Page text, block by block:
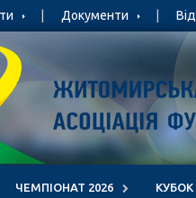
Документи
ЧЕМПІОНАТ 2026 КУБОК